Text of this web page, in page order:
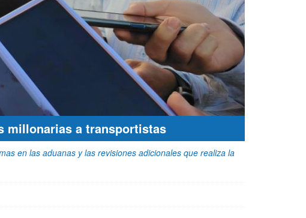
millonarias a transportistas
en las aduanas y las revisiones adicionales que realiza la